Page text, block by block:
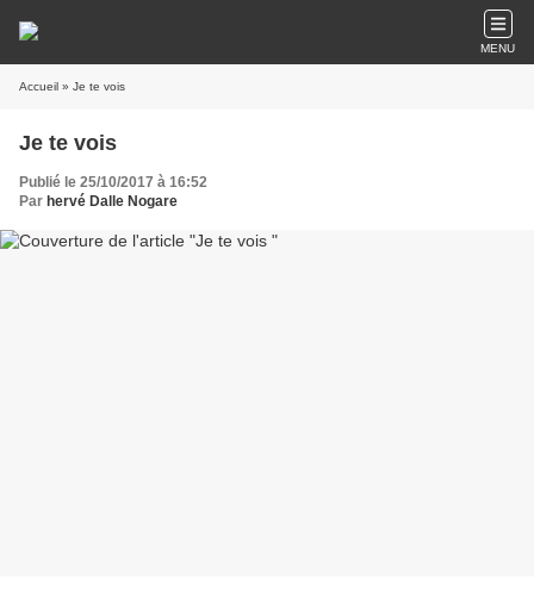
MENU
Accueil » Je te vois
Je te vois
Publié le 25/10/2017 à 16:52
Par hervé Dalle Nogare